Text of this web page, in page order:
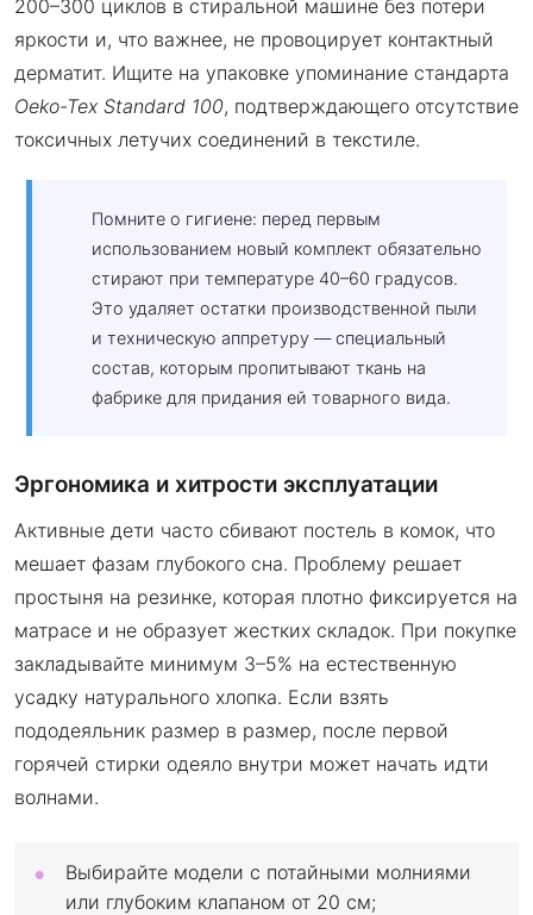
200–300 циклов в стиральной машине без потери
яркости и, что важнее, не провоцирует контактный
дерматит. Ищите на упаковке упоминание стандарта
Oeko-Tex Standard 100, подтверждающего отсутствие
токсичных летучих соединений в текстиле.
Помните о гигиене: перед первым
использованием новый комплект обязательно
стирают при температуре 40–60 градусов.
Это удаляет остатки производственной пыли
и техническую аппретуру — специальный
состав, которым пропитывают ткань на
фабрике для придания ей товарного вида.
Эргономика и хитрости эксплуатации
Активные дети часто сбивают постель в комок, что
мешает фазам глубокого сна. Проблему решает
простыня на резинке, которая плотно фиксируется на
матрасе и не образует жестких складок. При покупке
закладывайте минимум 3–5% на естественную
усадку натурального хлопка. Если взять
пододеяльник размер в размер, после первой
горячей стирки одеяло внутри может начать идти
волнами.
Выбирайте модели с потайными молниями
или глубоким клапаном от 20 см;